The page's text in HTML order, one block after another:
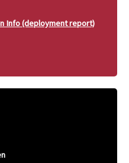
Info (deployment report)